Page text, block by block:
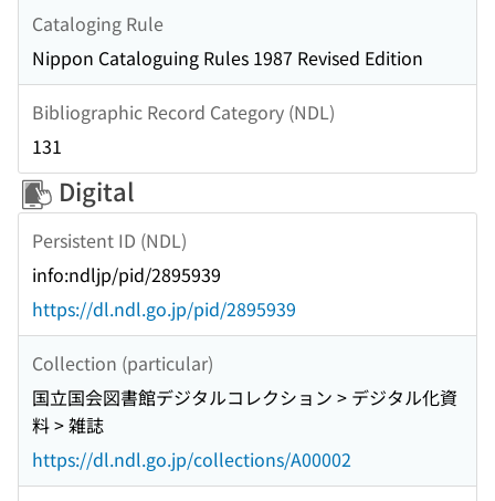
Cataloging Rule
Nippon Cataloguing Rules 1987 Revised Edition
Bibliographic Record Category (NDL)
131
Digital
Persistent ID (NDL)
info:ndljp/pid/2895939
https://dl.ndl.go.jp/pid/2895939
Collection (particular)
国立国会図書館デジタルコレクション > デジタル化資
料 > 雑誌
https://dl.ndl.go.jp/collections/A00002